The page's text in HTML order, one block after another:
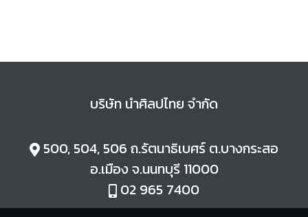
บริษัท นำศิลปไทย จำกัด
500, 504, 506 ถ.รัตนาธิเบศร์ ต.บางกระสอ
อ.เมือง จ.นนทบุรี 11000
02 965 7400